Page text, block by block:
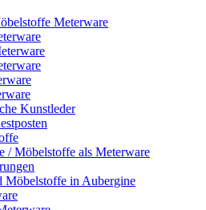
Meterware
Kunstleder
/ Möbelstoffe als Meterware
Möbelstoffe in Aubergine